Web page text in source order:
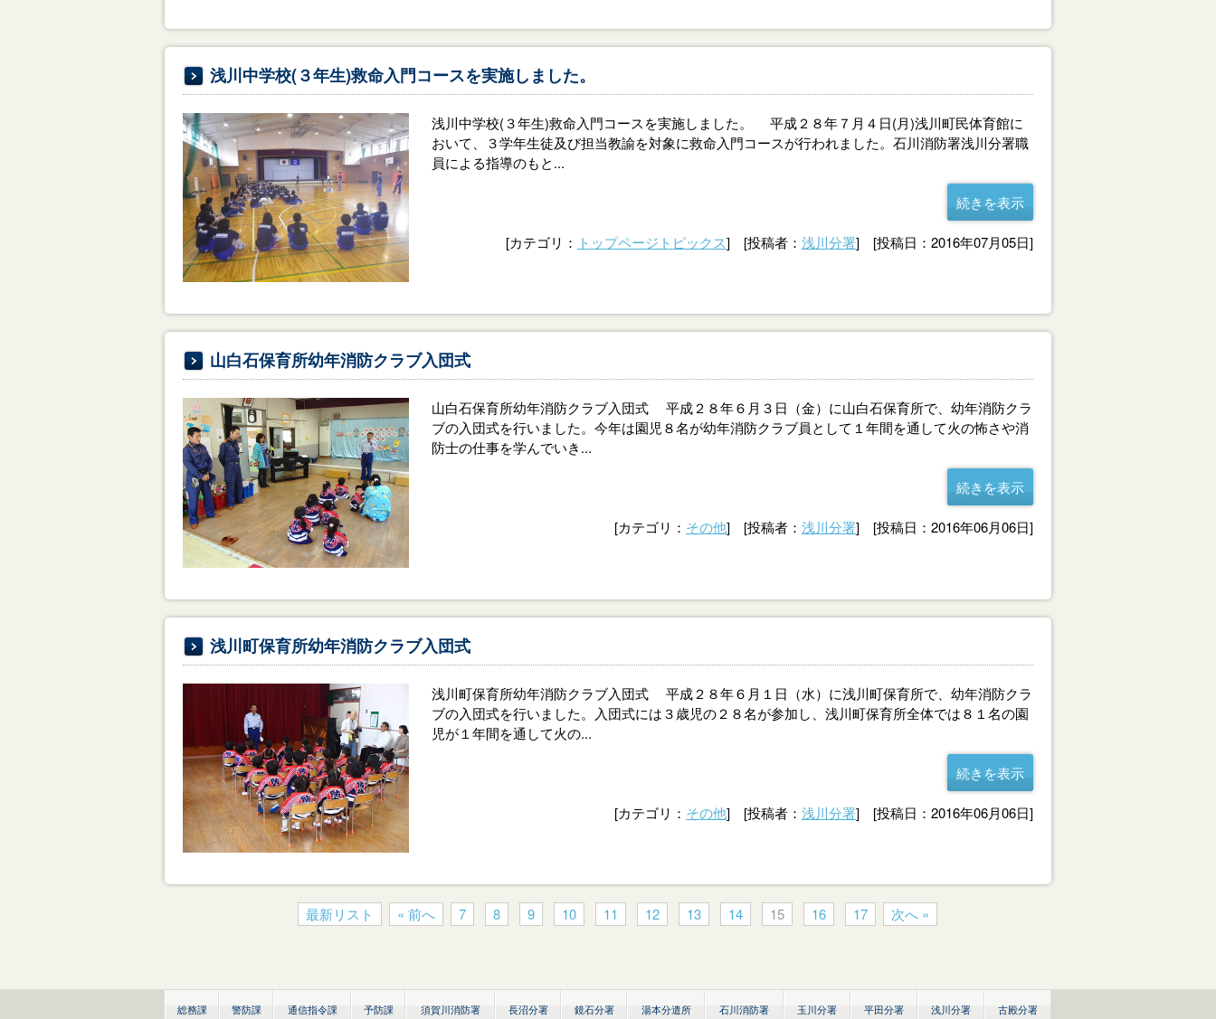
浅川中学校(３年生)救命入門コースを実施しました。
浅川中学校(３年生)救命入門コースを実施しました。 平成２８年７月４日(月)浅川町民体育館に
おいて、３学年生徒及び担当教諭を対象に救命入門コースが行われました。石川消防署浅川分署職
員による指導のもと...
続きを表示
[カテゴリ： トップページトピックス] [投稿者： 浅川分署] [投稿日：2016年07月05日]
山白石保育所幼年消防クラブ入団式
山白石保育所幼年消防クラブ入団式 平成２８年６月３日（金）に山白石保育所で、幼年消防クラ
ブの入団式を行いました。今年は園児８名が幼年消防クラブ員として１年間を通して火の怖さや消
防士の仕事を学んでいき...
続きを表示
[カテゴリ： その他] [投稿者： 浅川分署] [投稿日：2016年06月06日]
浅川町保育所幼年消防クラブ入団式
浅川町保育所幼年消防クラブ入団式 平成２８年６月１日（水）に浅川町保育所で、幼年消防クラ
ブの入団式を行いました。入団式には３歳児の２８名が参加し、浅川町保育所全体では８１名の園
児が１年間を通して火の...
続きを表示
[カテゴリ： その他] [投稿者： 浅川分署] [投稿日：2016年06月06日]
最新リスト « 前へ 7 8 9 10 11 12 13 14 15 16 17 次へ »
総務課 警防課 通信指令課 予防課 須賀川消防署 長沼分署 鏡石分署 湯本分遣所 石川消防署 玉川分署 平田分署 浅川分署 古殿分署